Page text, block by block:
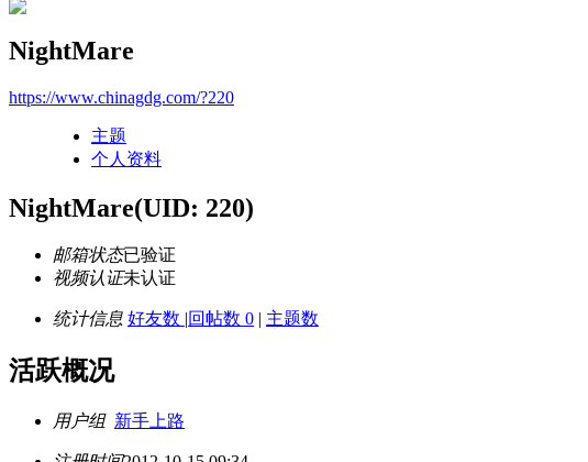
NightMare
https://www.chinagdg.com/?220
主题
个人资料
NightMare(UID: 220)
邮箱状态已验证
视频认证未认证
统计信息 好友数 |回帖数 0 | 主题数
活跃概况
用户组 新手上路